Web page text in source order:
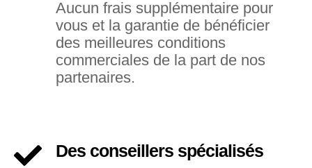
Aucun frais supplémentaire pour
vous et la garantie de bénéficier
des meilleures conditions
commerciales de la part de nos
partenaires.
Des conseillers spécialisés